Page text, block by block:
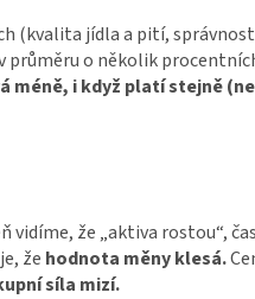
(kvalita jídla a pití,
průměru o několik
méně, i když platí stejně
vidíme, že „aktiva rostou“,
že hodnota měny klesá.
síla mizí.